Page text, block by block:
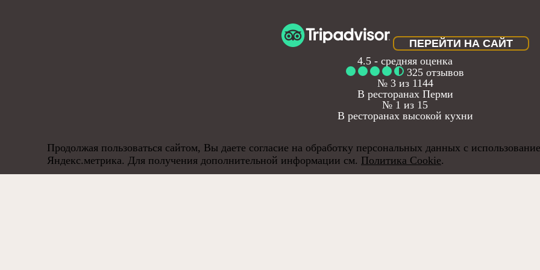
ПЕРЕЙТИ НА САЙТ
4.5 - средняя оценка
325 отзывов
№ 3 из 1144
В ресторанах Перми
№ 1 из 15
В ресторанах высокой кухни
Продолжая пользоваться сайтом, Вы даете согласие на обработку персональных данных с
Яндекс.метрика. Для получения дополнительной информации см. Политика Cookie.